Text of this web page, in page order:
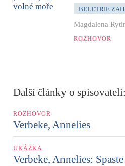
BELETRIE
Magdalena
ROZHOVOR
Další články o spisovateli:
ROZHOVOR
Verbeke, Annelies
UKÁZKA
Verbeke, Annelies: